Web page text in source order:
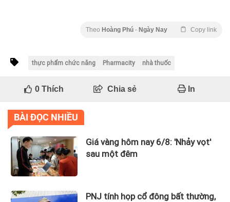
Theo Hoàng Phú - Ngày Nay Copy link
thực phẩm chức năng Pharmacity nhà thuốc
0Thích Chia sẻ In
BÀI ĐỌC NHIỀU
Giá vàng hôm nay 6/8: 'Nhảy vọt'
sau một đêm
PNJ tính họp cổ đông bất thường,